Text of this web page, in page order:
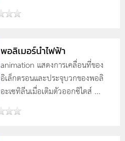
พอลิเมอร์นำไฟฟ้า
animation แสดงการเคลื่อนที่ของ
อิเล็กตรอนและประจุบวกของพอลิ
อะเซทิลีนเมื่อเติมตัวออกซิไดส์ ...